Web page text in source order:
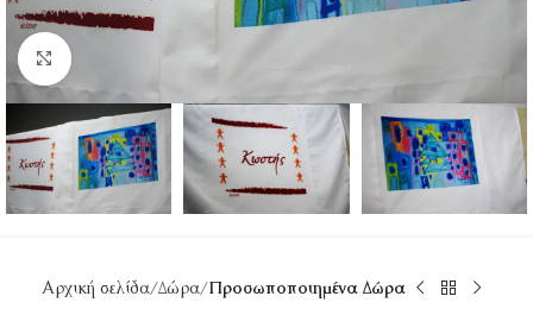
Κάντε κλικ για μεγέθυνση
Αρχική σελίδα Δώρα Προσωποποιημένα Δώρα